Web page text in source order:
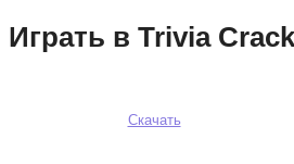
Играть в Trivia
Скачать